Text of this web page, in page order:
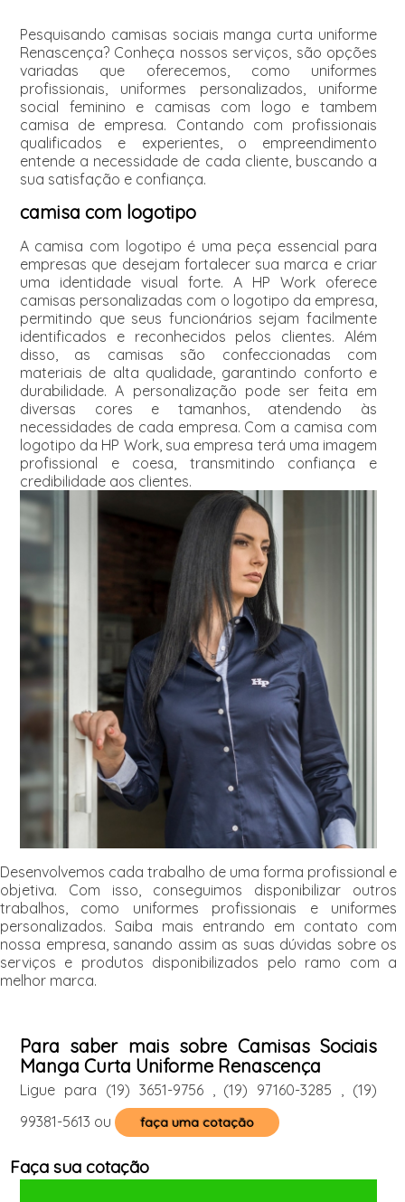
Pesquisando camisas sociais manga curta uniforme
Renascença? Conheça nossos serviços, são opções
variadas que oferecemos, como uniformes
profissionais, uniformes personalizados, uniforme
social feminino e camisas com logo e tambem
camisa de empresa. Contando com profissionais
qualificados e experientes, o empreendimento
entende a necessidade de cada cliente, buscando a
sua satisfação e confiança.
camisa com logotipo
A camisa com logotipo é uma peça essencial para
empresas que desejam fortalecer sua marca e criar
uma identidade visual forte. A HP Work oferece
camisas personalizadas com o logotipo da empresa,
permitindo que seus funcionários sejam facilmente
identificados e reconhecidos pelos clientes. Além
disso, as camisas são confeccionadas com
materiais de alta qualidade, garantindo conforto e
durabilidade. A personalização pode ser feita em
diversas cores e tamanhos, atendendo às
necessidades de cada empresa. Com a camisa com
logotipo da HP Work, sua empresa terá uma imagem
profissional e coesa, transmitindo confiança e
credibilidade aos clientes.
Desenvolvemos cada trabalho de uma forma profissional e
objetiva. Com isso, conseguimos disponibilizar outros
trabalhos, como uniformes profissionais e uniformes
personalizados. Saiba mais entrando em contato com
nossa empresa, sanando assim as suas dúvidas sobre os
serviços e produtos disponibilizados pelo ramo com a
melhor marca.
Para saber mais sobre Camisas Sociais
Manga Curta Uniforme Renascença
Ligue para (19) 3651-9756 , (19) 97160-3285 , (19)
99381-5613 ou faça uma cotação
Faça sua cotação